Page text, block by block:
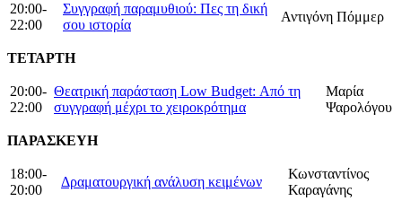
20:00-
22:00
Συγγραφή παραμυθιού: Πες τη δική
σου ιστορία
Αντιγόνη Πόμμερ
ΤΕΤΑΡΤΗ
20:00-
22:00
Θεατρική παράσταση Low Budget: Από τη
συγγραφή μέχρι το χειροκρότημα
Μαρία
Ψαρολόγου
ΠΑΡΑΣΚΕΥΗ
18:00-
20:00
Δραματουργική ανάλυση κειμένων
Κωνσταντίνος
Καραγάνης